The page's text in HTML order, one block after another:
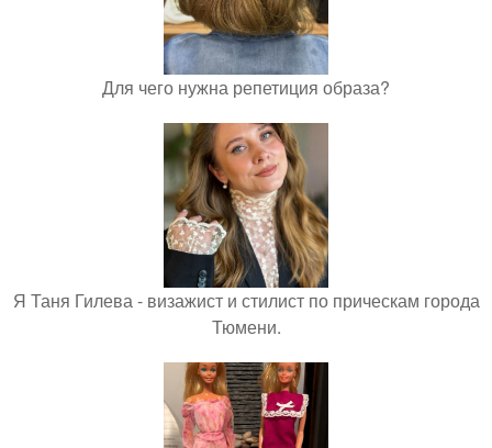
Для чего нужна репетиция образа?
Я Таня Гилева - визажист и стилист по прическам города
Тюмени.